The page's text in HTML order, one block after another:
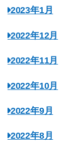
2023年1月
2022年12月
2022年11月
2022年10月
2022年9月
2022年8月